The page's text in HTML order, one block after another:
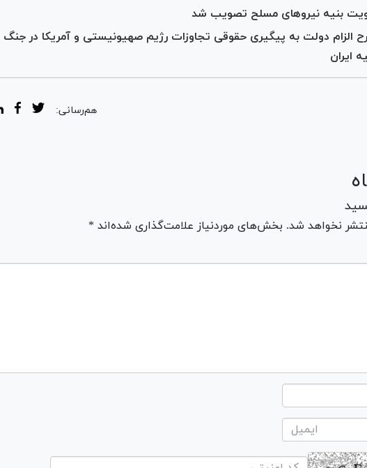
بنیه نیرو‌های مسلح تصویب شد
الزام دولت به پیگیری حقوقی تجاوزات رژیم صهیونیستی و آمریکا در جنگ
هم‌رسانی:
نخواهد شد. بخش‌های موردنیاز علامت‌گذاری شده‌اند *